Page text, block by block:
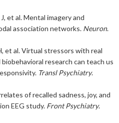
et al. Mental imagery and
association networks. Neuron.
et al. Virtual stressors with real
research can teach us
Transl Psychiatry.
of recalled sadness, joy, and
EEG study. Front Psychiatry.